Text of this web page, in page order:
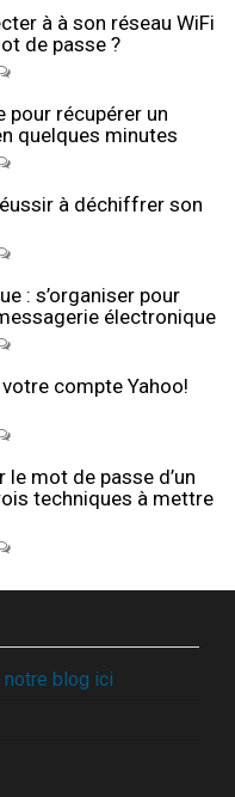
à à son réseau WiFi
de passe ?
pour récupérer un
quelques minutes
à déchiffrer son
: s’organiser pour
électronique
compte Yahoo!
mot de passe d’un
techniques à mettre
blog ici